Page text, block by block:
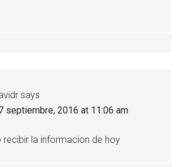
says
septiembre, 2016 at 11:06 am
recibir la informacion de hoy